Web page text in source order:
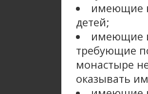
имеющие
детей;
имеющие
требующие
монастыре
оказывать